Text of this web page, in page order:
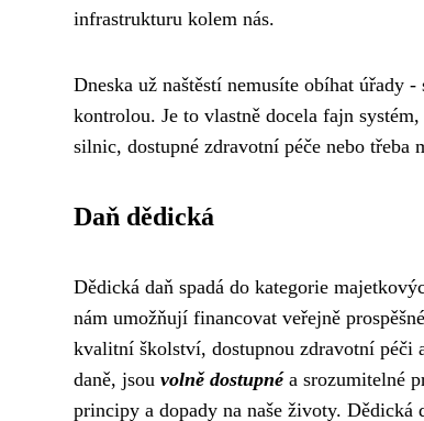
infrastrukturu kolem nás.
Dneska už naštěstí nemusíte obíhat úřady
kontrolou. Je to vlastně docela fajn
silnic, dostupné zdravotní péče nebo třeba
Daň dědická
Dědická daň spadá do kategorie
nám umožňují financovat veřejně
kvalitní školství, dostupnou zdravotní péči
daně, jsou volně dostupnéa srozumitelné
principy a dopady na naše životy. Dědická